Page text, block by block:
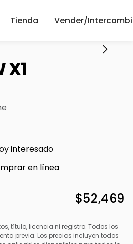
Tienda Vender/
X1
interesado
en línea
$52,469
título, licencia ni registro. Todos los
previa. Los precios incluyen todos